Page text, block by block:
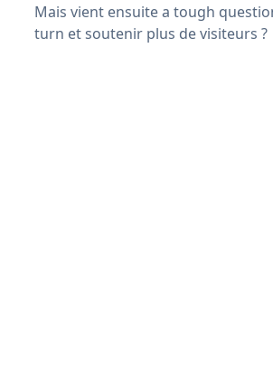
Mais vient ensuite a tough
turn et soutenir plus de visiteurs ?